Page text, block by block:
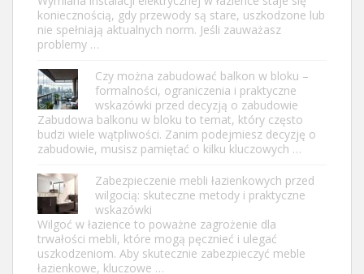
koniecznością, gdy przewody są stare, uszkodzone lub
nie spełniają aktualnych norm. Jeśli zauważasz
problemy …
Czy można zabudować balkon w bloku –
formalności, ograniczenia i praktyczne
wskazówki przed decyzją o zabudowie
Zabudowa balkonu w bloku to temat, który często
budzi wiele wątpliwości. Zanim podejmiesz decyzję o
zabudowie, musisz pamiętać o kilku kluczowych …
Zabezpieczenie mebli łazienkowych przed
wilgocią: skuteczne metody i praktyczne
wskazówki
Wilgoć w łazience to poważne zagrożenie dla
trwałości mebli, które mogą pęcznieć i ulegać
uszkodzeniom. Aby skutecznie zabezpieczyć meble
łazienkowe, kluczowe …